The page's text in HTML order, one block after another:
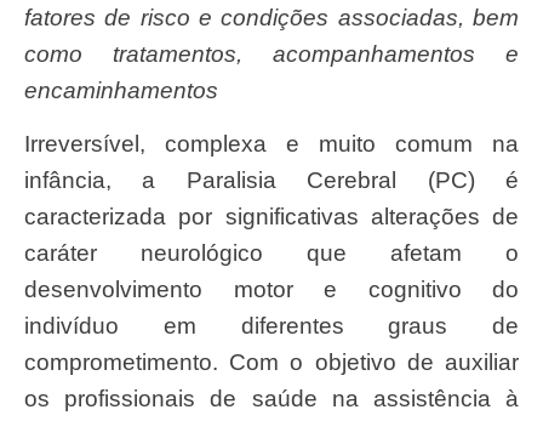
fatores de risco e condições associadas, bem
como tratamentos, acompanhamentos e
encaminhamentos
Irreversível, complexa e muito comum na
infância, a Paralisia Cerebral (PC) é
caracterizada por significativas alterações de
caráter neurológico que afetam o
desenvolvimento motor e cognitivo do
indivíduo em diferentes graus de
comprometimento. Com o objetivo de auxiliar
os profissionais de saúde na assistência à